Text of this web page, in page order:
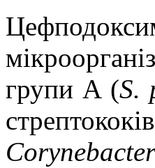
групи A (S.
стрептококів